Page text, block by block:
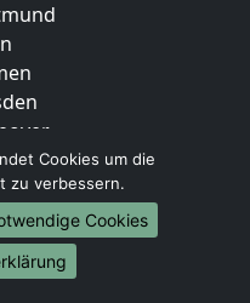
Cookies um die
zu verbessern.
Cookies